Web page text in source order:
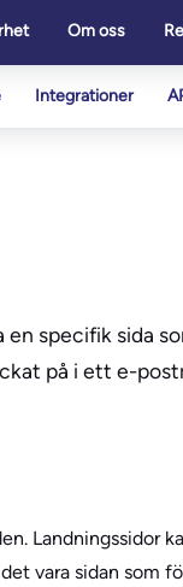
Om oss
Integrationer
specifik sida
på i ett e-
Landningssidor
vara sidan som